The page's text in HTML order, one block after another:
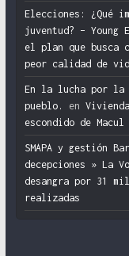
Elecciones: ¿Qué
juventud? – Young
el plan que busca
peor calidad de
En la lucha por la
pueblo.
en
escondido de Macul
SMAPA y gestión
decepciones » La
desangra por 31
realizadas